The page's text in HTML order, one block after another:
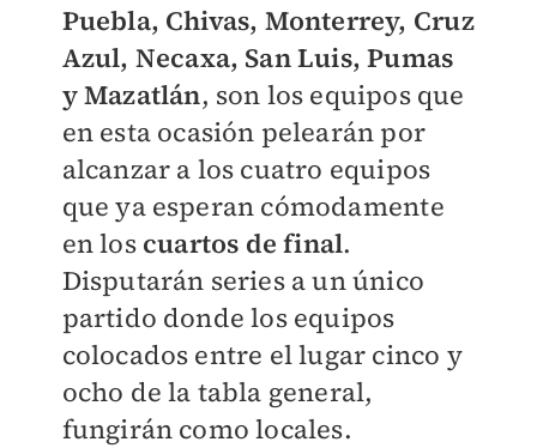
Puebla, Chivas, Monterrey, Cruz
Azul, Necaxa, San Luis, Pumas
y Mazatlán, son los equipos que
en esta ocasión pelearán por
alcanzar a los cuatro equipos
que ya esperan cómodamente
en los cuartos de final.
Disputarán series a un único
partido donde los equipos
colocados entre el lugar cinco y
ocho de la tabla general,
fungirán como locales.